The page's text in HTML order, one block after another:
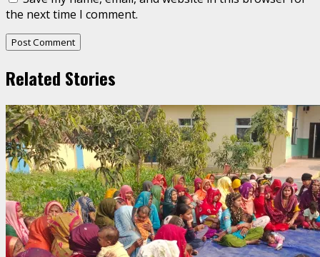
the next time I comment.
Related Stories